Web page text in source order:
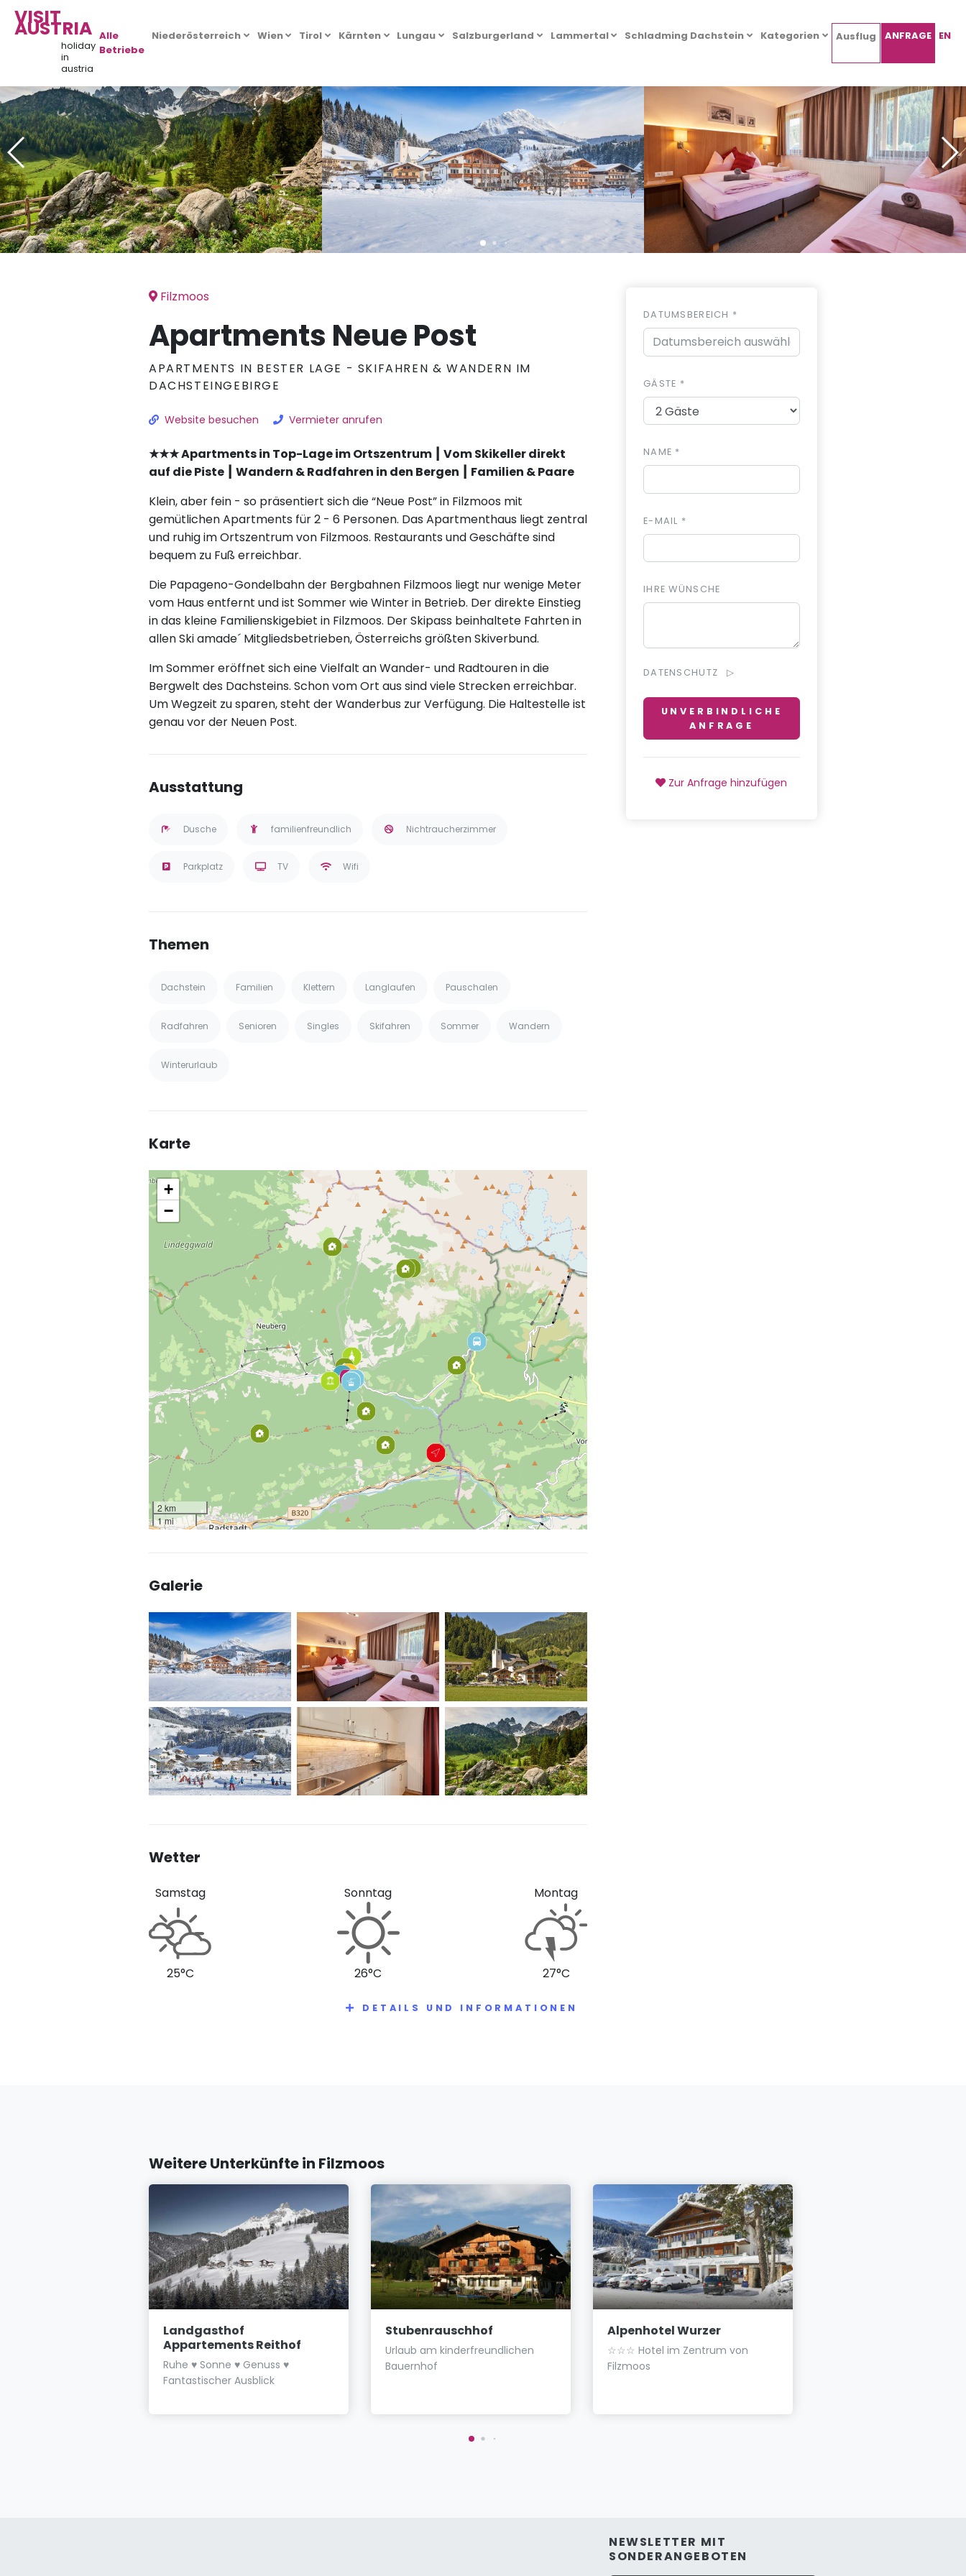
VISIT
AUSTRIA
holiday
in
austria
Alle
Betriebe
Niederösterreich Wien Tirol Kärnten Lungau Salzburgerland Lammertal Schladming Dachstein Kategorien Ausflug ANFRAGE EN
Filzmoos
Apartments Neue Post
APARTMENTS IN BESTER LAGE - SKIFAHREN & WANDERN IM
DACHSTEINGEBIRGE
Website besuchen Vermieter anrufen
★★★ Apartments in Top-Lage im Ortszentrum ┃ Vom Skikeller direkt
auf die Piste ┃ Wandern & Radfahren in den Bergen ┃ Familien & Paare
Klein, aber fein - so präsentiert sich die “Neue Post” in Filzmoos mit
gemütlichen Apartments für 2 - 6 Personen. Das Apartmenthaus liegt zentral
und ruhig im Ortszentrum von Filzmoos. Restaurants und Geschäfte sind
bequem zu Fuß erreichbar.
Die Papageno-Gondelbahn der Bergbahnen Filzmoos liegt nur wenige Meter
vom Haus entfernt und ist Sommer wie Winter in Betrieb. Der direkte Einstieg
in das kleine Familienskigebiet in Filzmoos. Der Skipass beinhaltete Fahrten in
allen Ski amade´ Mitgliedsbetrieben, Österreichs größten Skiverbund.
Im Sommer eröffnet sich eine Vielfalt an Wander- und Radtouren in die
Bergwelt des Dachsteins. Schon vom Ort aus sind viele Strecken erreichbar.
Um Wegzeit zu sparen, steht der Wanderbus zur Verfügung. Die Haltestelle ist
genau vor der Neuen Post.
Ausstattung
Dusche familienfreundlich Nichtraucherzimmer
Parkplatz TV Wifi
Themen
Dachstein Familien Klettern Langlaufen Pauschalen
Radfahren Senioren Singles Skifahren Sommer Wandern
Winterurlaub
Karte
+
−
2 km
1 mi
Galerie
Wetter
Samstag
25°C
Sonntag
26°C
Montag
27°C
DETAILS UND INFORMATIONEN
DATUMSBEREICH *
GÄSTE *
NAME *
E-MAIL *
IHRE WÜNSCHE
DATENSCHUTZ
UNVERBINDLICHE
ANFRAGE
Zur Anfrage hinzufügen
Weitere Unterkünfte in Filzmoos
Landgasthof
Appartements Reithof
Ruhe ♥ Sonne ♥ Genuss ♥
Fantastischer Ausblick
Stubenrauschhof
Urlaub am kinderfreundlichen
Bauernhof
Alpenhotel Wurzer
☆☆☆ Hotel im Zentrum von
Filzmoos
NEWSLETTER MIT
SONDERANGEBOTEN